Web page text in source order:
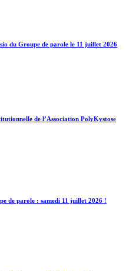
du Groupe de parole le 11 juillet 2026
de l’Association PolyKystose
de parole : samedi 11 juillet 2026 !